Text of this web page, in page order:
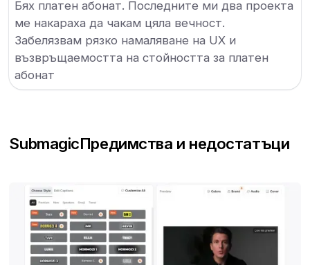
Бях платен абонат. Последните ми два проекта
ме накараха да чакам цяла вечност.
Забелязвам рязко намаляване на UX и
възвръщаемостта на стойността за платен
абонат
SubmagicПредимства и недостатъци